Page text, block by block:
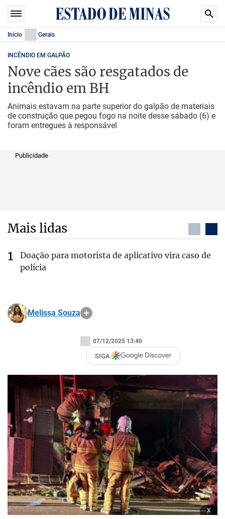
Início Gerais
INCÊNDIO EM GALPÃO
Nove cães são resgatados de
incêndio em BH
Animais estavam na parte superior do galpão de materiais
de construção que pegou fogo na noite desse sábado (6) e
foram entregues à responsável
Publicidade
Mais lidas
Doação para motorista de aplicativo vira caso de
polícia
Melissa Souza
07/12/2025 13:40
SIGA
x